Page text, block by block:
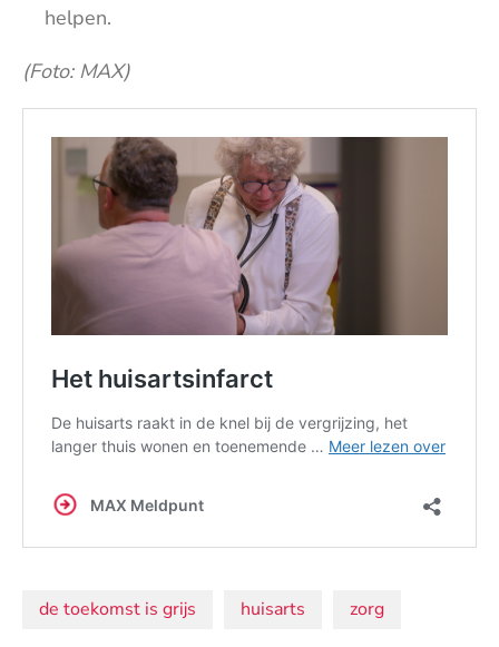
helpen.
(Foto: MAX)
Onderwerpen:
de toekomst is grijs huisarts zorg